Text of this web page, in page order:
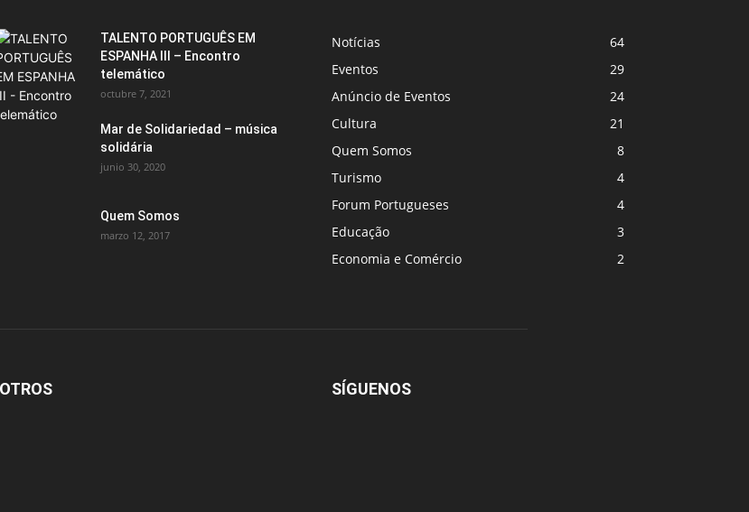
TALENTO PORTUGUÊS EM
ESPANHA III – Encontro
telemático
octubre 7, 2021
Mar de Solidariedad – música
solidária
junio 30, 2020
Quem Somos
marzo 12, 2017
Notícias
64
Eventos
29
Anúncio de Eventos
24
Cultura
21
Quem Somos
8
Turismo
4
Forum Portugueses
4
Educação
3
Economia e Comércio
2
SÍGUENOS